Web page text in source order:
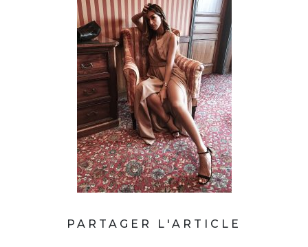
PARTAGER L'ARTICLE